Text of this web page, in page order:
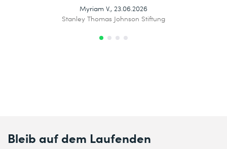
deinen eigenen AI-Case einen passenden Change-
Myriam V., 23.06.2026
Stanley Thomas Johnson Stiftung
Bleib auf dem Laufenden